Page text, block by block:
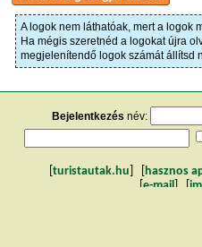
A logok nem láthatóak, mert a logok
Ha mégis szeretnéd a logokat újra
megjelenítendő logok számát állítsd
Bejelentkezés név:
turistautak.hu hasznos
[e-mail] [